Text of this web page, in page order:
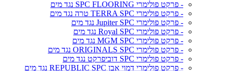
- פרקט פולימרי SPC FLOORING נגד מים
- פרקט פולימרי TERRA SPC טרה נגד מים
- פרקט פולימרי Jupiter SPC נגד מים
- פרקט פולימרי Royal SPC נגד מים
- פרקט פולימרי MGM SPC נגד מים
- פרקט פולימרי ORIGINALS SPC נגד מים
- פרקט פולימרי SPC דוביפרקט נגד מים
- פרקט פולימרי דמוי אבן REPUBLIC SPC נגד מים